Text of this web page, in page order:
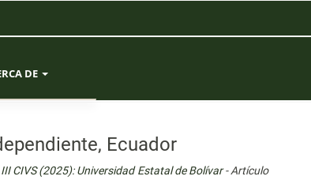
DE
Ecuador
CIVS (2025): Universidad Estatal de Bolívar- Artículo